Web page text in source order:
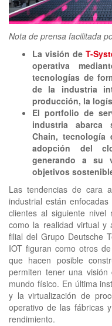
Nota de prensa facilitada
La visión de T-
operativa
tecnologías de
de la industria
producción, la
El portfolio de
industria abarca
Chain,
adopción del
generando a su
objetivos
Las tendencias de cara
industrial están
clientes al siguiente nivel
como la realidad virtual y
filial del Grupo Deutsche
IOT figuran como otros
que hacen posible
permiten tener una
mundo físico. En última
y la virtualización de
operativo de las fábricas
rendimiento.